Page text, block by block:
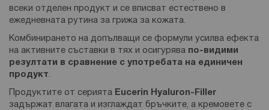
всеки отделен продукт и се вписват естествено в
ежедневната рутина за грижа за кожата.
Комбинирането на допълващи се формули усилва ефекта
на активните съставки в тях и осигурява по-видими
резултати в сравнение с употребата на единичен
продукт.
Продуктите от серията Eucerin Hyaluron-Filler
задържат влагата и изглаждат бръчките, а кремовете с